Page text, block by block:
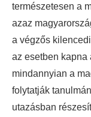
természetesen a
azaz
a végzős
az esetben kapna
mindannyian a
folytatják
utazásban